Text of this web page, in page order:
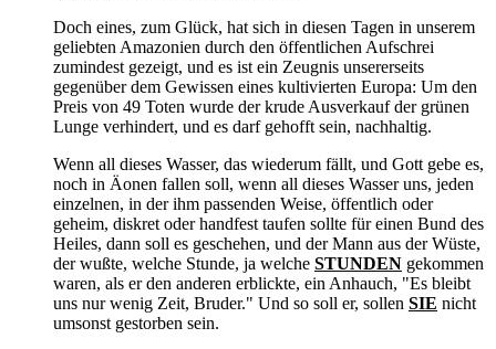
Doch eines, zum Glück, hat sich in diesen Tagen in unserem
geliebten Amazonien durch den öffentlichen Aufschrei
zumindest gezeigt, und es ist ein Zeugnis unsererseits
gegenüber dem Gewissen eines kultivierten Europa: Um den
Preis von 49 Toten wurde der krude Ausverkauf der grünen
Lunge verhindert, und es darf gehofft sein, nachhaltig.
Wenn all dieses Wasser, das wiederum fällt, und Gott gebe es,
noch in Äonen fallen soll, wenn all dieses Wasser uns, jeden
einzelnen, in der ihm passenden Weise, öffentlich oder
geheim, diskret oder handfest taufen sollte für einen Bund des
Heiles, dann soll es geschehen, und der Mann aus der Wüste,
der wußte, welche Stunde, ja welche STUNDEN gekommen
waren, als er den anderen erblickte, ein Anhauch, "Es bleibt
uns nur wenig Zeit, Bruder." Und so soll er, sollen SIE nicht
umsonst gestorben sein.